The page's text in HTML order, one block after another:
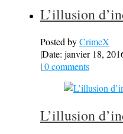
L’illusion
Posted byCrimeX
|Date: janvier 18,
|0 comments
L’illusion